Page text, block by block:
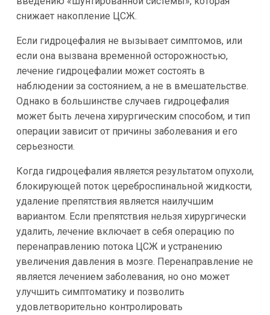
снижает накопление ЦСЖ.
Если гидроцефалия не вызывает симптомов, или
если она вызвана временной осторожностью,
лечение гидроцефалии может состоять в
наблюдении за состоянием, а не в вмешательстве.
Однако в большинстве случаев гидроцефалия
может быть лечена хирургическим способом, и тип
операции зависит от причины заболевания и его
серьезности.
Когда гидроцефалия является результатом опухоли,
блокирующей поток цереброспинальной жидкости,
удаление препятствия является наилучшим
вариантом. Если препятствия нельзя хирургически
удалить, лечение включает в себя операцию по
перенаправлению потока ЦСЖ и устранению
увеличения давления в мозге. Перенаправление не
является лечением заболевания, но оно может
улучшить симптоматику и позволить
удовлетворительно контролировать